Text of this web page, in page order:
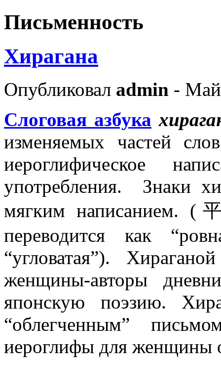
Письменность
Хирагана
Опубликовал admin -
Слоговая азбука
изменяемых частей
иероглифическое
употребления. Знаки
мягким написанием.
переводится как
“угловатая”).
женщины-авторы
японскую поэзию.
“облегченным”
иероглифы для женщины